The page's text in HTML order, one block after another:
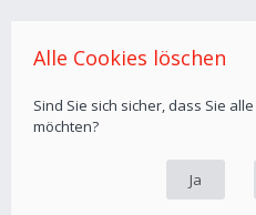
Alle Cookies löschen
Sind Sie sich sicher, dass Sie
möchten?